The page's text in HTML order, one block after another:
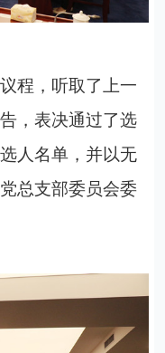
程， 听取了上一
，表决通过了选
人名单，并以无
总支部委员会委